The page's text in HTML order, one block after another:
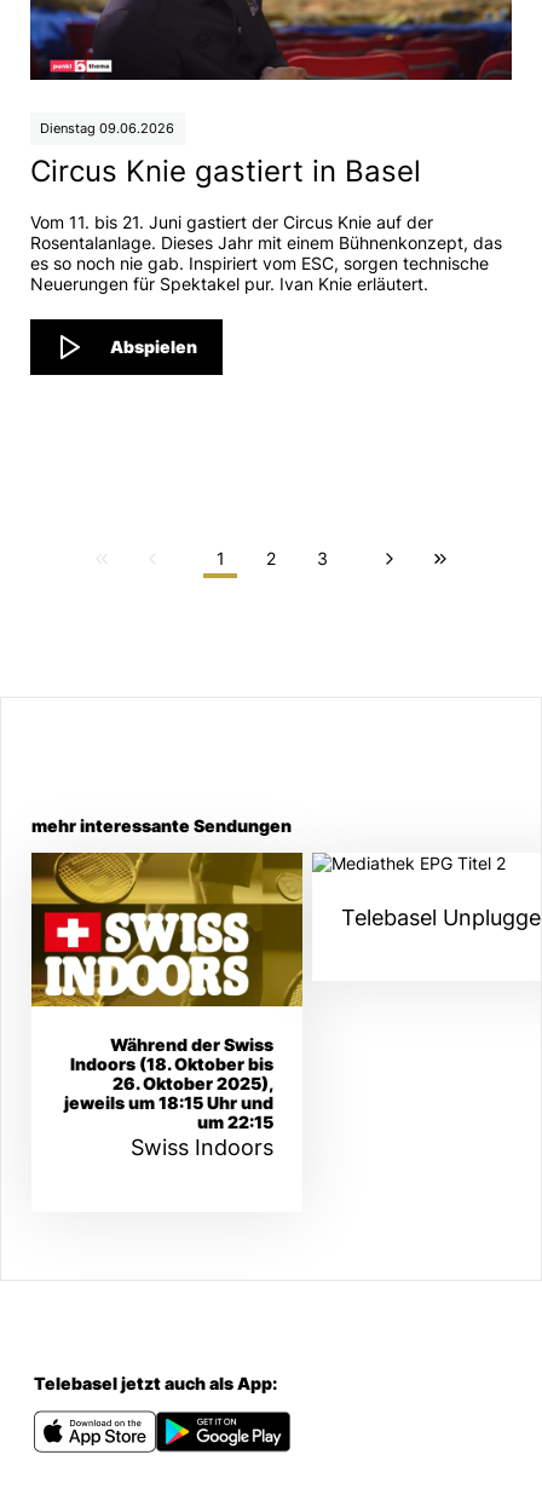
Dienstag 09.06.2026
Circus Knie gastiert in Basel
Vom 11. bis 21. Juni gastiert der Circus Knie auf der
Rosentalanlage. Dieses Jahr mit einem Bühnenkonzept, das
es so noch nie gab. Inspiriert vom ESC, sorgen technische
Neuerungen für Spektakel pur. Ivan Knie erläutert.
Abspielen
1 2 3
mehr interessante Sendungen
Swiss Indoors
Während der Swiss
Indoors (18. Oktober bis
26. Oktober 2025),
jeweils um 18:15 Uhr und
um 22:15
Telebasel
Telebasel jetzt auch als App: